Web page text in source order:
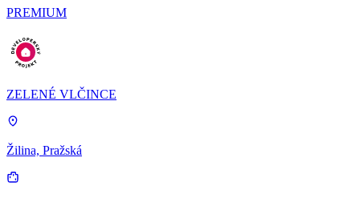
PREMIUM
ZELENÉ VLČINCE
Žilina, Pražská